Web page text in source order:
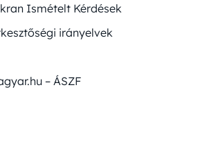
Ismételt Kérdések
irányelvek
– ÁSZF